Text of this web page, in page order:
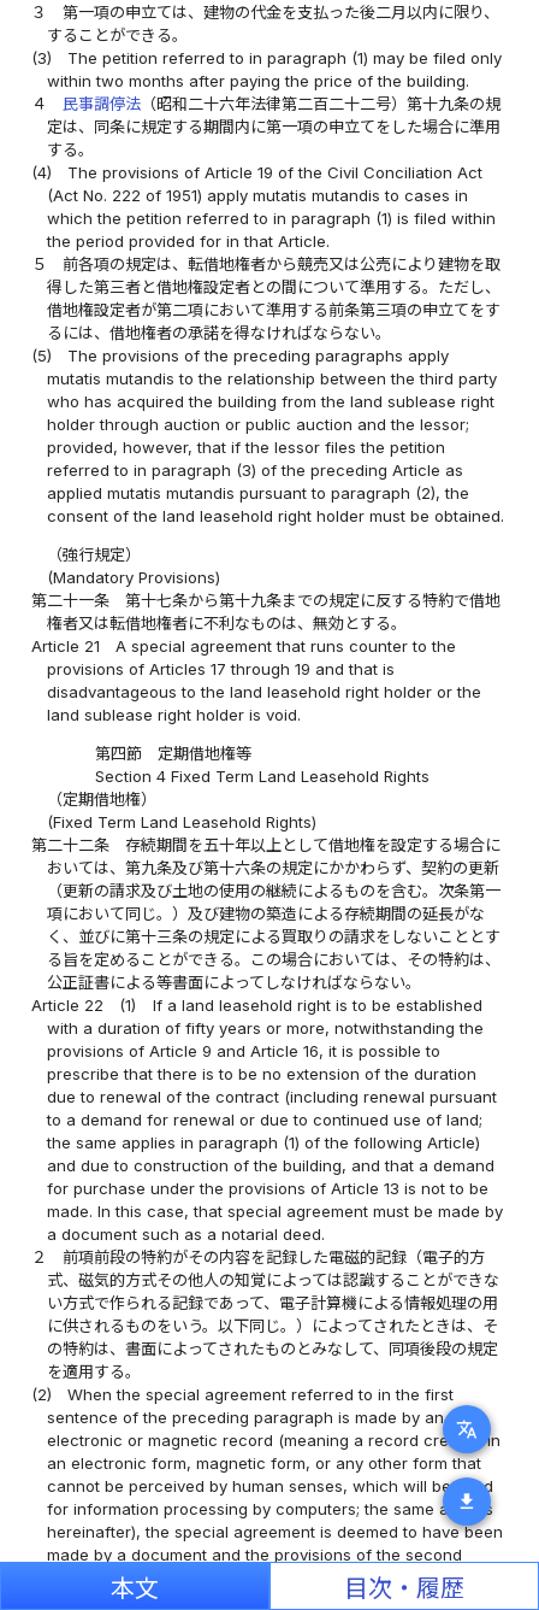
translate
download
３
第一項の申立ては、建物の代金を支払った後二月以内に限り、
することができる。
(3)
The petition referred to in paragraph (1) may be filed only
within two months after paying the price of the building.
４
民事調停法 （昭和二十六年法律第二百二十二号）第十九条の規
定は、同条に規定する期間内に第一項の申立てをした場合に準用
する。
(4)
The provisions of Article 19 of the Civil Conciliation Act
(Act No. 222 of 1951) apply mutatis mutandis to cases in
which the petition referred to in paragraph (1) is filed within
the period provided for in that Article.
５
前各項の規定は、転借地権者から競売又は公売により建物を取
得した第三者と借地権設定者との間について準用する。ただし、
借地権設定者が第二項において準用する前条第三項の申立てをす
るには、借地権者の承諾を得なければならない。
(5)
The provisions of the preceding paragraphs apply
mutatis mutandis to the relationship between the third party
who has acquired the building from the land sublease right
holder through auction or public auction and the lessor;
provided, however, that if the lessor files the petition
referred to in paragraph (3) of the preceding Article as
applied mutatis mutandis pursuant to paragraph (2), the
consent of the land leasehold right holder must be obtained.
（強行規定）
(Mandatory Provisions)
第二十一条
第十七条から第十九条までの規定に反する特約で借地
権者又は転借地権者に不利なものは、無効とする。
Article 21
A special agreement that runs counter to the
provisions of Articles 17 through 19 and that is
disadvantageous to the land leasehold right holder or the
land sublease right holder is void.
第四節 定期借地権等
Section 4 Fixed Term Land Leasehold Rights
（定期借地権）
(Fixed Term Land Leasehold Rights)
第二十二条
存続期間を五十年以上として借地権を設定する場合に
おいては、第九条及び第十六条の規定にかかわらず、契約の更新
（更新の請求及び土地の使用の継続によるものを含む。次条第一
項において同じ。）及び建物の築造による存続期間の延長がな
く、並びに第十三条の規定による買取りの請求をしないこととす
る旨を定めることができる。この場合においては、その特約は、
公正証書による等書面によってしなければならない。
Article 22
(1)
If a land leasehold right is to be established
with a duration of fifty years or more, notwithstanding the
provisions of Article 9 and Article 16, it is possible to
prescribe that there is to be no extension of the duration
due to renewal of the contract (including renewal pursuant
to a demand for renewal or due to continued use of land;
the same applies in paragraph (1) of the following Article)
and due to construction of the building, and that a demand
for purchase under the provisions of Article 13 is not to be
made. In this case, that special agreement must be made by
a document such as a notarial deed.
２
前項前段の特約がその内容を記録した電磁的記録（電子的方
式、磁気的方式その他人の知覚によっては認識することができな
い方式で作られる記録であって、電子計算機による情報処理の用
に供されるものをいう。以下同じ。）によってされたときは、そ
の特約は、書面によってされたものとみなして、同項後段の規定
を適用する。
(2)
When the special agreement referred to in the first
sentence of the preceding paragraph is made by an
electronic or magnetic record (meaning a record created in
an electronic form, magnetic form, or any other form that
cannot be perceived by human senses, which will be used
for information processing by computers; the same applies
hereinafter), the special agreement is deemed to have been
made by a document and the provisions of the second
sentence of that paragraph apply.
本文 目次・履歴